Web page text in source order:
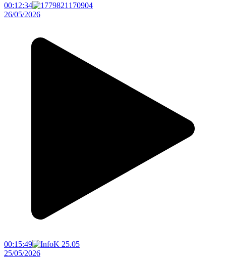
00:12:34
26/05/2026
00:15:49
25/05/2026